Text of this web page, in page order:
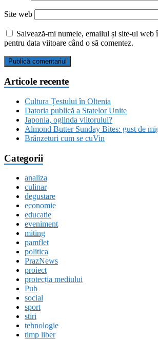
Site web
Salvează-mi numele, emailul și site-ul web
pentru data viitoare când o să comentez.
Articole recente
Cultura Țestului în Oltenia
Datoria publică a Statelor Unite
Japonia, oglinda viitorului?
Almond Butter Sunday Bites: gust de
Brânzeturi cum se cuVin
Categorii
analiza
culinar
degustare
economie
educatie
eveniment
miting
pamflet
politica
PrazNews
proiect
protecția mediului
Pub
social
sport
stiri
tehnologie
timp liber